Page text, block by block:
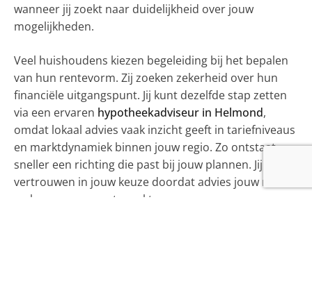
wanneer jij zoekt naar duidelijkheid over jouw
mogelijkheden.
Veel huishoudens kiezen begeleiding bij het bepalen
van hun rentevorm. Zij zoeken zekerheid over hun
financiële uitgangspunt. Jij kunt dezelfde stap zetten
via een ervaren hypotheekadviseur in Helmond,
omdat lokaal advies vaak inzicht geeft in tariefniveaus
en marktdynamiek binnen jouw regio. Zo ontstaat
sneller een richting die past bij jouw plannen. Jij krijgt
vertrouwen in jouw keuze doordat advies jouw risico’s
en kansen concreet maakt.